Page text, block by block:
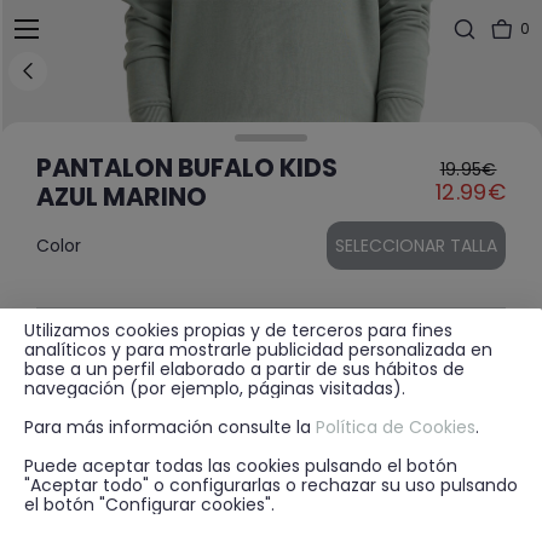
0
PANTALON BUFALO KIDS
AZUL MARINO
Price reduced
19.95€
to
12.99€
Color SELECCIONAR TALLA
MÁS INFORMACIÓN
DISPONIBILIDAD EN TIENDA
Utilizamos cookies propias y de terceros para fines
analíticos y para mostrarle publicidad personalizada en
base a un perfil elaborado a partir de sus hábitos de
navegación (por ejemplo, páginas visitadas).
Para más información consulte la Política de Cookies.
Puede aceptar todas las cookies pulsando el botón
"Aceptar todo" o configurarlas o rechazar su uso pulsando
el botón "Configurar cookies".